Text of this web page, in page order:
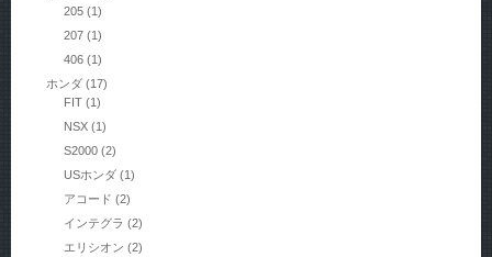
205 (1)
207 (1)
406 (1)
ホンダ(17)
FIT (1)
NSX (1)
S2000 (2)
USホンダ (1)
アコード (2)
インテグラ (2)
エリシオン (2)